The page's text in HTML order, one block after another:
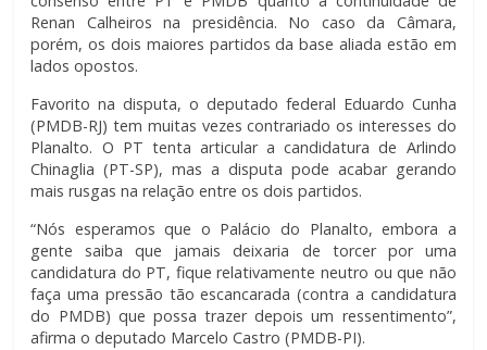
Renan Calheiros na presidência. No caso da Câmara,
porém, os dois maiores partidos da base aliada estão em
lados opostos.
Favorito na disputa, o deputado federal Eduardo Cunha
(PMDB-RJ) tem muitas vezes contrariado os interesses do
Planalto. O PT tenta articular a candidatura de Arlindo
Chinaglia (PT-SP), mas a disputa pode acabar gerando
mais rusgas na relação entre os dois partidos.
“Nós esperamos que o Palácio do Planalto, embora a
gente saiba que jamais deixaria de torcer por uma
candidatura do PT, fique relativamente neutro ou que não
faça uma pressão tão escancarada (contra a candidatura
do PMDB) que possa trazer depois um ressentimento”,
afirma o deputado Marcelo Castro (PMDB-PI).